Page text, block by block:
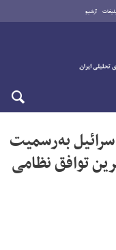
آرشیو
به‌رسمیت
توافق نظامی